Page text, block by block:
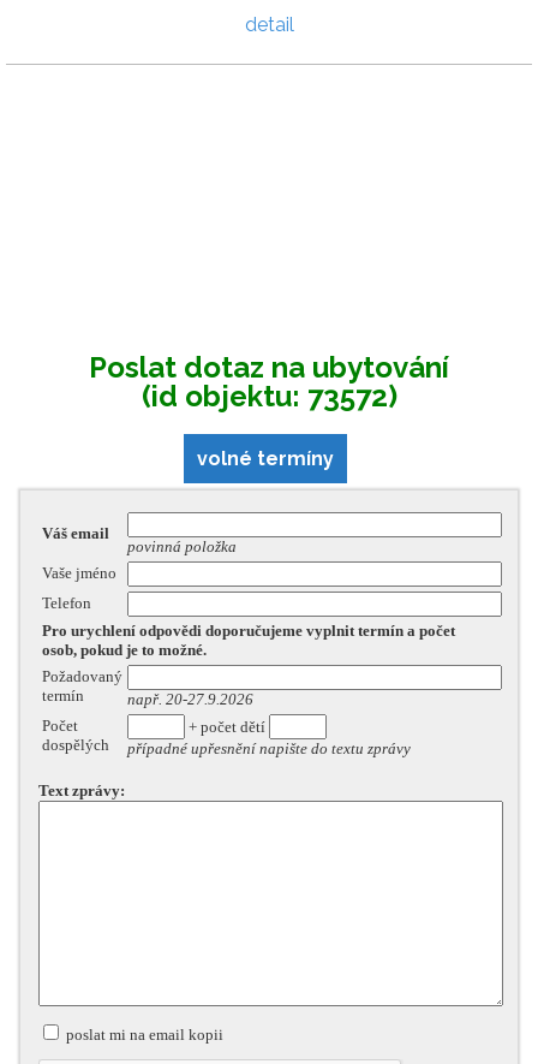
detail
Poslat dotaz na ubytování
(id objektu: 73572)
volné termíny